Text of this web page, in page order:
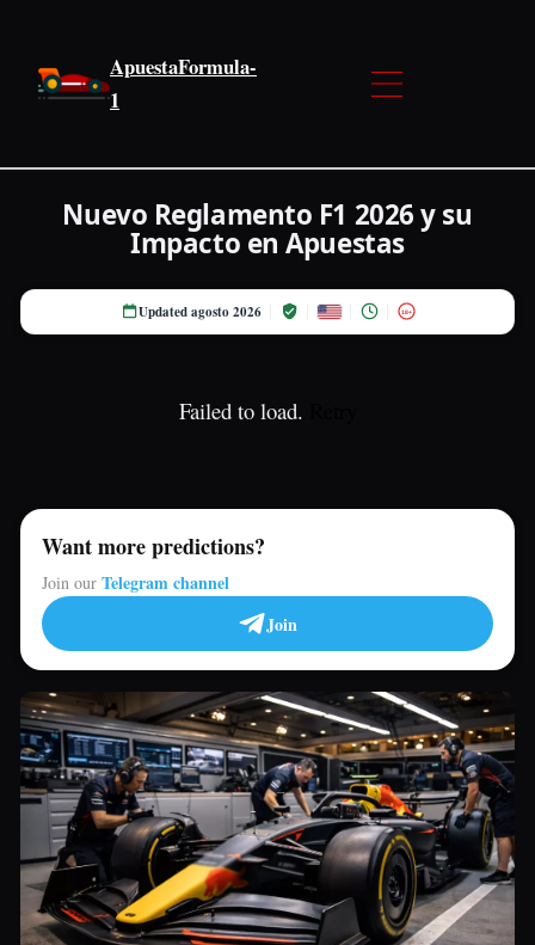
ApuestaFormula-
1
Nuevo Reglamento F1 2026 y su
Impacto en Apuestas
Updated agosto 2026 18+
Failed to load.
Want more predictions?
Join ourTelegram channel
Join